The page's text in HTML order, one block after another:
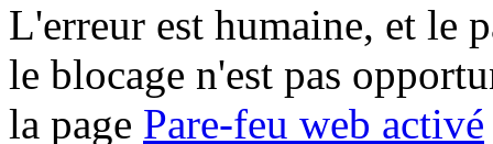
L'erreur est humaine, et le
le blocage n'est pas
la page Pare-feu web activé